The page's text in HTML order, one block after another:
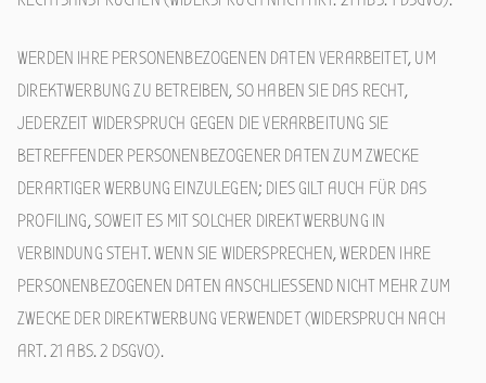
WERDEN IHRE PERSONENBEZOGENEN DATEN VERARBEITET, UM
DIREKTWERBUNG ZU BETREIBEN, SO HABEN SIE DAS RECHT,
JEDERZEIT WIDERSPRUCH GEGEN DIE VERARBEITUNG SIE
BETREFFENDER PERSONENBEZOGENER DATEN ZUM ZWECKE
DERARTIGER WERBUNG EINZULEGEN; DIES GILT AUCH FÜR DAS
PROFILING, SOWEIT ES MIT SOLCHER DIREKTWERBUNG IN
VERBINDUNG STEHT. WENN SIE WIDERSPRECHEN, WERDEN IHRE
PERSONENBEZOGENEN DATEN ANSCHLIESSEND NICHT MEHR ZUM
ZWECKE DER DIREKTWERBUNG VERWENDET (WIDERSPRUCH NACH
ART. 21 ABS. 2 DSGVO).